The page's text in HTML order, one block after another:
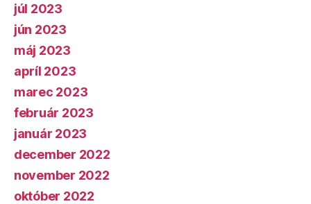
júl 2023
jún 2023
máj 2023
apríl 2023
marec 2023
február 2023
január 2023
december 2022
november 2022
október 2022